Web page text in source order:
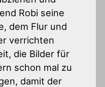
Robi seine
dem Flur und
verrichten
die Bilder für
schon mal zu
damit der